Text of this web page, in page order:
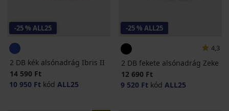
-25 % ALL25
2 DB kék alsónadrág Ibris II
14 590 Ft
10 950 Ft kód ALL25
-25 % ALL25
4,3
2 DB fekete alsónadrág Zeke
12 690 Ft
9 520 Ft kód ALL25